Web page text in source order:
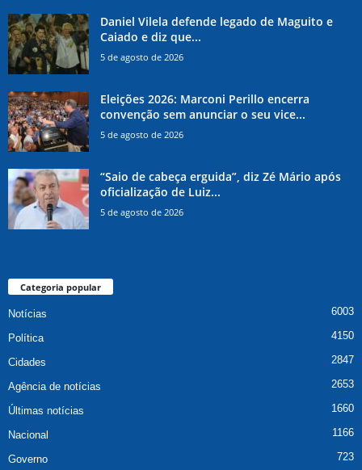
Daniel Vilela defende legado de Maguito e
Caiado e diz que...
5 de agosto de 2026
Eleições 2026: Marconi Perillo encerra
convenção sem anunciar o seu vice...
5 de agosto de 2026
“Saio de cabeça erguida”, diz Zé Mário após
oficialização de Luiz...
5 de agosto de 2026
Categoria popular
Notícias 6003
Política 4150
Cidades 2847
Agência de notícias 2653
Últimas notícias 1660
Nacional 1166
Governo 723